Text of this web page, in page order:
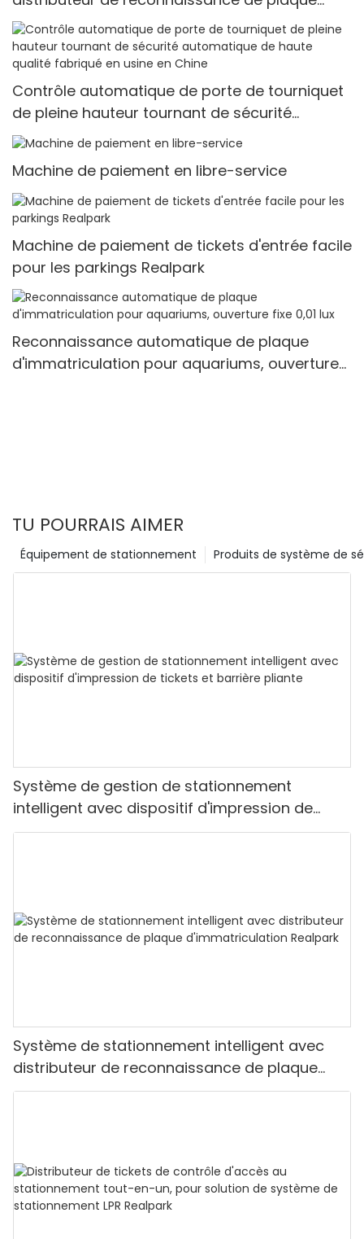
d'immatriculation Realpark
Contrôle automatique de porte de tourniquet
de pleine hauteur tournant de sécurité
automatique de haute qualité fabriqué en
usine en Chine
Machine de paiement en libre-service
Machine de paiement de tickets d'entrée facile
pour les parkings Realpark
Reconnaissance automatique de plaque
d'immatriculation pour aquariums, ouverture
TU POURRAIS AIMER
Produits de système de
Équipement de stationnement
Système de gestion de stationnement
intelligent avec dispositif d'impression de
tickets et barrière pliante
Système de stationnement intelligent avec
distributeur de reconnaissance de plaque
d'immatriculation Realpark